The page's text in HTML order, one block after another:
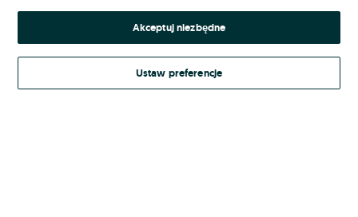
Zaloguj się
Kontynuując za pośrednictwem jednego z dostawców wskazanych powyżej,
Regulamin serwisuOLX.pl w jego aktualnym brzmieniu.
Akceptuj niezbędne
Ustaw preferencje